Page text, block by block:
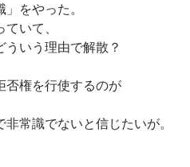
をやった。
いて、
いう理由で解散？
否権を行使するのが
常識でないと信じたいが。